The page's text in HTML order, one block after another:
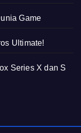
Game
Ultimate!
Series X dan S